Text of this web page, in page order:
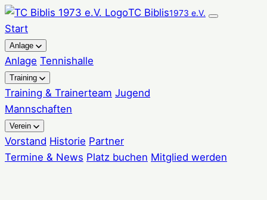
Zum
Inhalt
springen
TC Biblis1973 e.V.
Start
Anlage
Anlage Tennishalle
Training
Training & Trainerteam Jugend
Mannschaften
Verein
Vorstand Historie Partner
Termine & News Platz buchen Mitglied werden